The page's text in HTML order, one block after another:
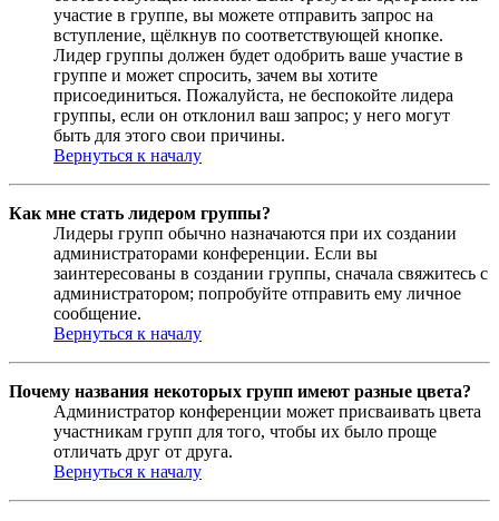
участие в группе, вы можете отправить запрос на
вступление, щёлкнув по соответствующей кнопке.
Лидер группы должен будет одобрить ваше участие в
группе и может спросить, зачем вы хотите
присоединиться. Пожалуйста, не беспокойте лидера
группы, если он отклонил ваш запрос; у него могут
быть для этого свои причины.
Вернуться к началу
Как мне стать лидером группы?
Лидеры групп обычно назначаются при их создании
администраторами конференции. Если вы
заинтересованы в создании группы, сначала свяжитесь с
администратором; попробуйте отправить ему личное
сообщение.
Вернуться к началу
Почему названия некоторых групп имеют разные цвета?
Администратор конференции может присваивать цвета
участникам групп для того, чтобы их было проще
отличать друг от друга.
Вернуться к началу